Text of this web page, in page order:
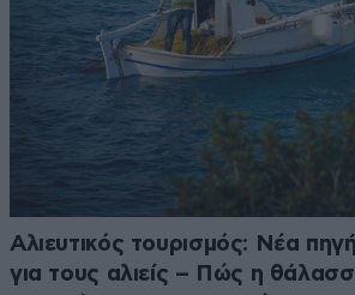
Αλιευτικός τουρισμός: Νέα
για τους αλιείς – Πώς η